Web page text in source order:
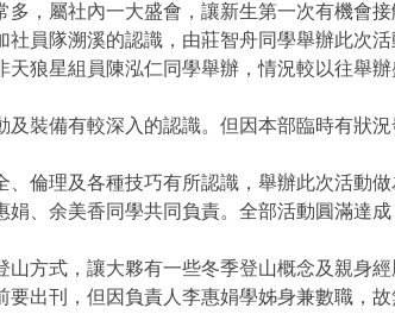
屬社內一大盛會，讓新生第一次有機會接
隊溯溪的認識，由莊智舟同學舉辦此次活
星組員陳泓仁同學舉辦，情況較以往舉辦
備有較深入的認識。但因本部臨時有狀況
理及各種技巧有所認識，舉辦此次活動做
、余美香同學共同負責。全部活動圓滿達
式，讓大夥有一些冬季登山概念及親身經
刊，但因負責人李惠娟學姊身兼數職，故